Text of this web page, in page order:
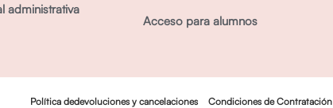
administrativa
Acceso para alumnos
Política dedevoluciones y cancelaciones Condiciones de Contratación